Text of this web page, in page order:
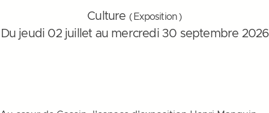
Culture ( Exposition )
Du jeudi 02 juillet au mercredi 30 septembre 2026